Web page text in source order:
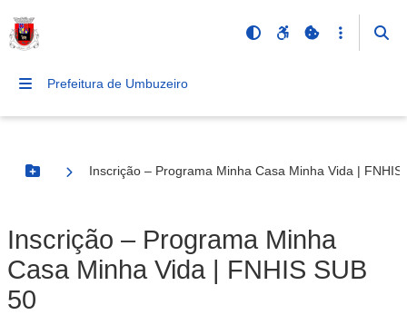
Prefeitura de Umbuzeiro
Botão Menu
Inscrição – Programa Minha Casa Minha Vida | FNHIS
Inscrição – Programa Minha
Casa Minha Vida | FNHIS SUB
50